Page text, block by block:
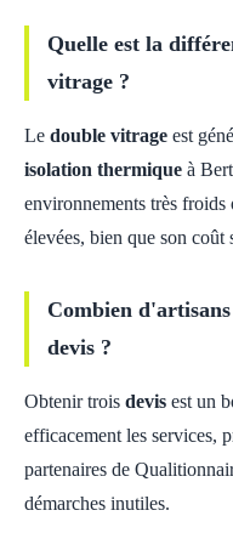
Quelle est la
vitrage ?
Le double vitrage est
isolation thermique à
environnements très froids
élevées, bien que son coût
Combien
devis ?
Obtenir trois devis est un
efficacement les services,
partenaires de
démarches inutiles.